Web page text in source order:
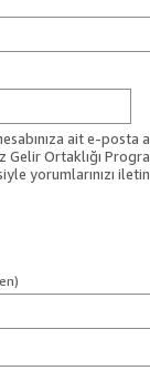
ait e-posta
Ortaklığı
yorumlarınızı